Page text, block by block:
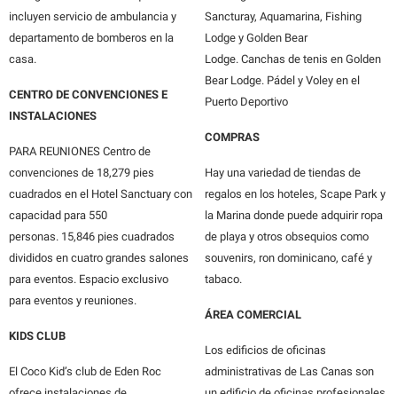
incluyen servicio de ambulancia y
departamento de bomberos en la
casa.
CENTRO DE CONVENCIONES E
INSTALACIONES
PARA REUNIONES Centro de
convenciones de 18,279 pies
cuadrados en el Hotel Sanctuary con
capacidad para 550
personas. 15,846 pies cuadrados
divididos en cuatro grandes salones
para eventos. Espacio exclusivo
para eventos y reuniones.
KIDS CLUB
El Coco Kid’s club de Eden Roc
Sancturay, Aquamarina, Fishing
Lodge y Golden Bear
Lodge. Canchas de tenis en Golden
Bear Lodge. Pádel y Voley en el
Puerto Deportivo
COMPRAS
Hay una variedad de tiendas de
regalos en los hoteles, Scape Park y
la Marina donde puede adquirir ropa
de playa y otros obsequios como
souvenirs, ron dominicano, café y
tabaco.
ÁREA COMERCIAL
Los edificios de oficinas
administrativas de Las Canas son